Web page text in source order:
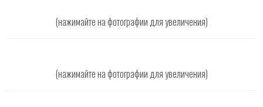
(нажимайте на фотографии для увеличения)
(нажимайте на фотографии для увеличения)